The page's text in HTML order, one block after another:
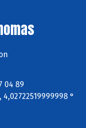
04 89
4,02722519999998 °